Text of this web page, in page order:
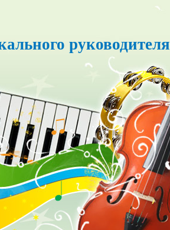
руководителя